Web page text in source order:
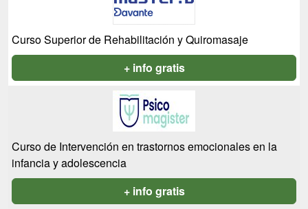
Curso Superior de Rehabilitación y Quiromasaje
+ info gratis
Curso de Intervención en trastornos emocionales en la
infancia y adolescencia
+ info gratis